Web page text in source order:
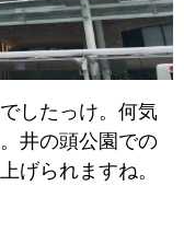
したっけ。何気
井の頭公園での
げられますね。